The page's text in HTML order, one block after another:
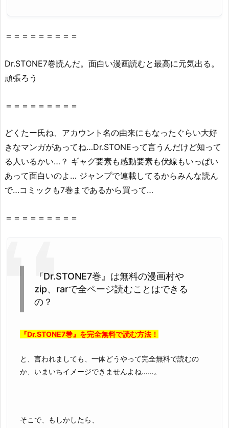
T
N
E
巻』
完
全
料
で
１
後
＝＝＝＝＝＝＝＝＝
Dr.STONE7巻読んだ。面白い漫画読むと最高に元気出る。
頑張ろう
＝＝＝＝＝＝＝＝＝
どくたー氏ね、アカウント名の由来にもなったぐらい大好
きなマンガがあってね…Dr.STONEって言うんだけど知って
る人いるかい…？ ギャグ要素も感動要素も伏線もいっぱい
あって面白いのよ… ジャンプで連載してるからみんな読ん
で…コミックも7巻まであるから買って…
＝＝＝＝＝＝＝＝＝
『Dr.STONE7巻』は無料の漫画村や
zip、rarで全ページ読むことはできる
の？
『Dr.STONE7巻』を完全無料で読む方法！
と、言われましても、一体どうやって完全無料で読むの
か、いまいちイメージできませんよね……。
そこで、もしかしたら、